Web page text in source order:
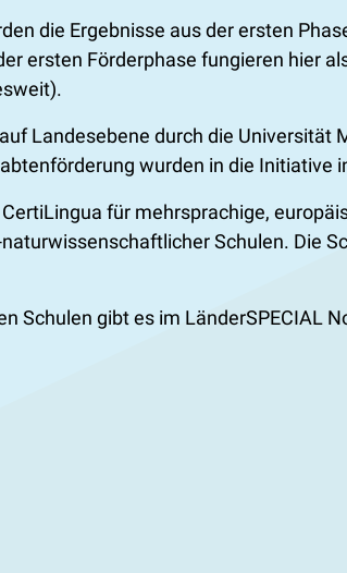
die Ergebnisse aus der ersten
ersten Förderphase fungieren hier
Landesebene durch die
wurden in die Initiative
für mehrsprachige,
Schulen. Die
Schulen gibt es im LänderSPECIAL